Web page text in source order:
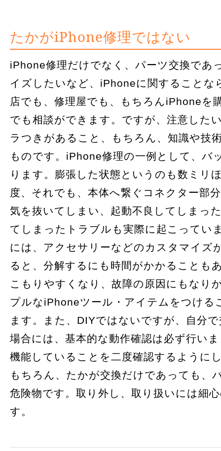
たかがiPhone修理ではない
iPhone修理だけでなく、パーツ交換であ
イズしたいなど、iPhoneに関することな
店でも、修理屋でも、もちろんiPhoneを
でも相談ができます。ですが、注意した
ラつきがあること、もちろん、知識や技
ものです。iPhone修理の一例として、バ
ります。膨張した状態というのも数ミリ
度、それでも、本体へ繋ぐコネクター部
気を抜いてしまい、起動不良してしまっ
てしまったトラブルも実際に起こってい
には、アクセサリーなどのカスタマイズ
ると、分解するにも時間がかかることも
こもりやすくなり、故障の原因にもなり
プルなiPhoneツール・アイテムをつける
ます。また、DIYではないですが、自分
場合には、基本的な動作確認は必ず行い
機能していることを二度確認するように
もちろん、たかが交換だけであっても、
危険物です。取り外し、取り扱いには細
す。